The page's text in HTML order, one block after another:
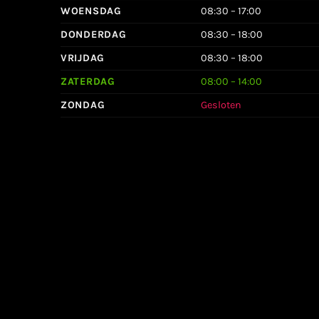
WOENSDAG
08:30 – 17:00
DONDERDAG
08:30 – 18:00
VRIJDAG
08:30 – 18:00
ZATERDAG
08:00 – 14:00
ZONDAG
Gesloten